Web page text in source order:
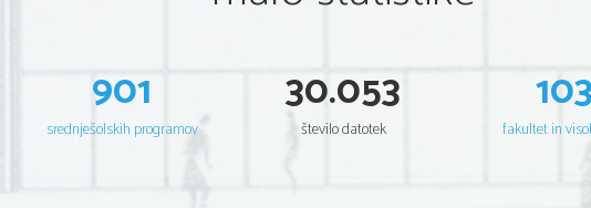
901
srednješolskih programov
30.053
število datotek
103
fakultet in